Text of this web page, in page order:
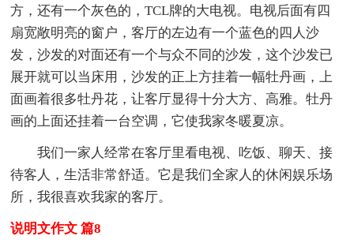
方，还有一个灰色的，TCL牌的大电视。电视后面有四
扇宽敞明亮的窗户，客厅的左边有一个蓝色的四人沙
发，沙发的对面还有一个与众不同的沙发，这个沙发已
展开就可以当床用，沙发的正上方挂着一幅牡丹画，上
面画着很多牡丹花，让客厅显得十分大方、高雅。牡丹
画的上面还挂着一台空调，它使我家冬暖夏凉。
我们一家人经常在客厅里看电视、吃饭、聊天、接
待客人，生活非常舒适。它是我们全家人的休闲娱乐场
所，我很喜欢我家的客厅。
说明文作文 篇8